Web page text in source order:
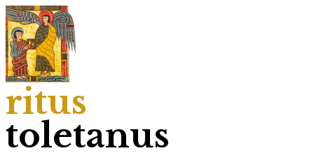
ritus
toletanus